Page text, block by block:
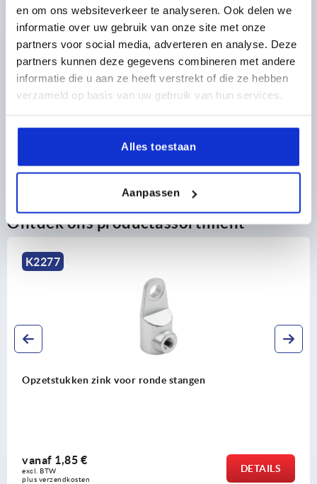
en om ons websiteverkeer te analyseren. Ook delen we
informatie over uw gebruik van onze site met onze
partners voor social media, adverteren en analyse. Deze
partners kunnen deze gegevens combineren met andere
informatie die u aan ze heeft verstrekt of die ze hebben
verzameld op basis van uw gebruik van hun services.
Alles toestaan
Aanpassen
PRODUCTGEGEVENS
CAD
Ontdek ons productassortiment
ronde stangen
7,10 €
excl. BTW
plus verzendkosten